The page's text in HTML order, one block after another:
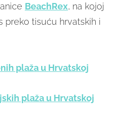
BeachRex, na kojoj
preko tisuću hrvatskih i
plaža u Hrvatskoj
plaža u Hrvatskoj